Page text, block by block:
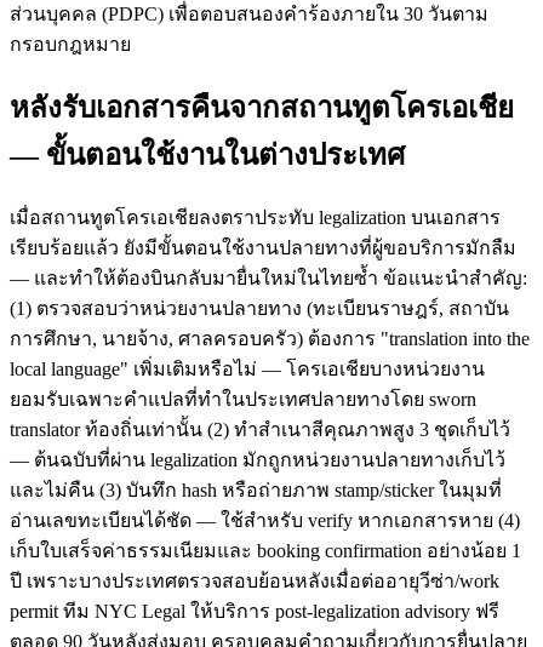
ส่วนบุคคล (PDPC) เพื่อตอบสนองคำร้องภายใน 30 วันตาม
กรอบกฎหมาย
หลังรับเอกสารคืนจากสถานทูตโครเอเชีย
— ขั้นตอนใช้งานในต่างประเทศ
เมื่อสถานทูตโครเอเชียลงตราประทับ legalization บนเอกสาร
เรียบร้อยแล้ว ยังมีขั้นตอนใช้งานปลายทางที่ผู้ขอบริการมักลืม
— และทำให้ต้องบินกลับมายื่นใหม่ในไทยซ้ำ ข้อแนะนำสำคัญ:
(1) ตรวจสอบว่าหน่วยงานปลายทาง (ทะเบียนราษฎร์, สถาบัน
การศึกษา, นายจ้าง, ศาลครอบครัว) ต้องการ "translation into the
local language" เพิ่มเติมหรือไม่ — โครเอเชียบางหน่วยงาน
ยอมรับเฉพาะคำแปลที่ทำในประเทศปลายทางโดย sworn
translator ท้องถิ่นเท่านั้น (2) ทำสำเนาสีคุณภาพสูง 3 ชุดเก็บไว้
— ต้นฉบับที่ผ่าน legalization มักถูกหน่วยงานปลายทางเก็บไว้
และไม่คืน (3) บันทึก hash หรือถ่ายภาพ stamp/sticker ในมุมที่
อ่านเลขทะเบียนได้ชัด — ใช้สำหรับ verify หากเอกสารหาย (4)
เก็บใบเสร็จค่าธรรมเนียมและ booking confirmation อย่างน้อย 1
ปี เพราะบางประเทศตรวจสอบย้อนหลังเมื่อต่ออายุวีซ่า/work
permit ทีม NYC Legal ให้บริการ post-legalization advisory ฟรี
ตลอด 90 วันหลังส่งมอบ ครอบคลุมคำถามเกี่ยวกับการยื่นปลาย